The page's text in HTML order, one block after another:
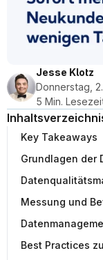
Jesse Klotz
Donnerstag,
5 Min.
Key Takeaways
Grundlagen der
Messung und
Best Practices